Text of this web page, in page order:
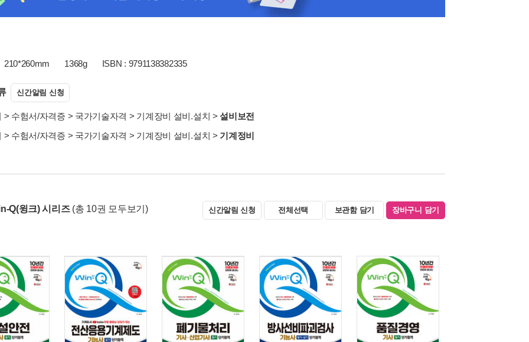
210*260mm 1368g ISBN : 9791138382335
신간알림 신청
> 수험서/자격증 > 국가기술자격 > 기계장비 설비.설치 >설비보전
> 수험서/자격증 > 국가기술자격 > 기계장비 설비.설치 > 기계정비
Q(윙크) 시리즈 (총 10권 모두보기) 신간알림 신청 전체선택 보관함 담기 장바구니 담기